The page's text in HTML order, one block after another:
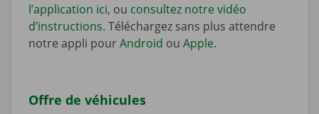
l’application ici, ou consultez notre vidéo
d’instructions. Téléchargez sans plus attendre
notre appli pourAndroid ou Apple.
Offre de véhicules